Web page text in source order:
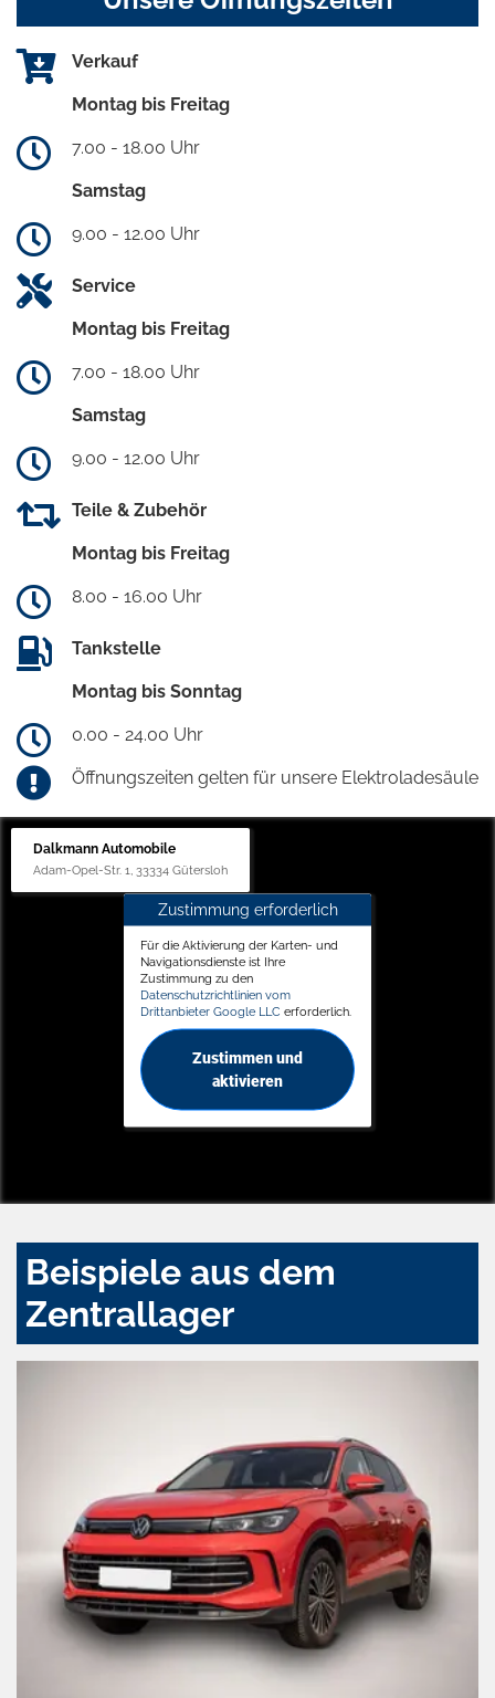
Verkauf
Montag bis Freitag
7.00 - 18.00 Uhr
Samstag
9.00 - 12.00 Uhr
Service
Montag bis Freitag
7.00 - 18.00 Uhr
Samstag
9.00 - 12.00 Uhr
Teile & Zubehör
Montag bis Freitag
8.00 - 16.00 Uhr
Tankstelle
Montag bis Sonntag
0.00 - 24.00 Uhr
Öffnungszeiten gelten für unsere Elektroladesäule
Dalkmann Automobile
Adam-Opel-Str. 1, 33334 Gütersloh
Zustimmung erforderlich
Für die Aktivierung der Karten- und
Navigationsdienste ist Ihre
Zustimmung zu den
Datenschutzrichtlinien vom
Drittanbieter Google LLC erforderlich.
Zustimmen und
aktivieren
Beispiele aus dem
Zentrallager